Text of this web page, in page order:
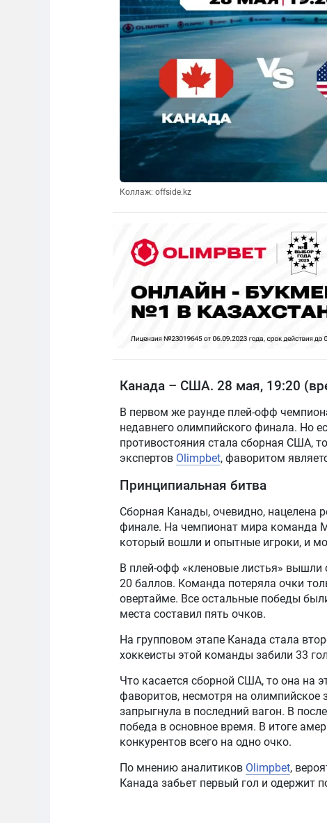
Коллаж: offside.kz
Канада – США. 28 мая, 19:20
В первом же раунде плей-офф
недавнего олимпийского финала. Но
противостояния стала сборная США,
экспертов Olimpbet, фаворитом
Принципиальная битва
Сборная Канады, очевидно, нацелена
финале. На чемпионат мира команда
который вошли и опытные игроки, и
В плей-офф «кленовые листья» вышли
20 баллов. Команда потеряла очки
овертайме. Все остальные победы
места составил пять очков.
На групповом этапе Канада стала
хоккеисты этой команды забили 33
Что касается сборной США, то она на
фаворитов, несмотря на олимпийское
запрыгнула в последний вагон. В
победа в основное время. В итоге
конкурентов всего на одно очко.
По мнению аналитиков Olimpbet,
Канада забьет первый гол и одержит